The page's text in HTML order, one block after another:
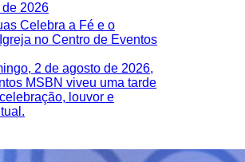
2026
Celebra a Fé e o
no Centro de Eventos
2 de agosto de 2026,
MSBN viveu uma tarde
louvor e